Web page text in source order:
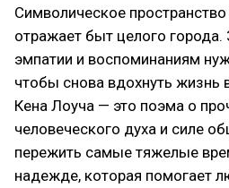
Символическое
отражает быт целого
эмпатии и воспоминаниям
чтобы снова вдохнуть жизнь
Кена Лоуча — это поэма о
человеческого духа и силе
пережить самые тяжелые
надежде, которая помогает